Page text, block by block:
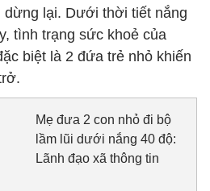
dừng lại. Dưới thời tiết nắng
tình trạng sức khoẻ của
biệt là 2 đứa trẻ nhỏ khiến
Mẹ đưa 2 con nhỏ đi bộ
lầm lũi dưới nắng 40 độ:
Lãnh đạo xã thông tin